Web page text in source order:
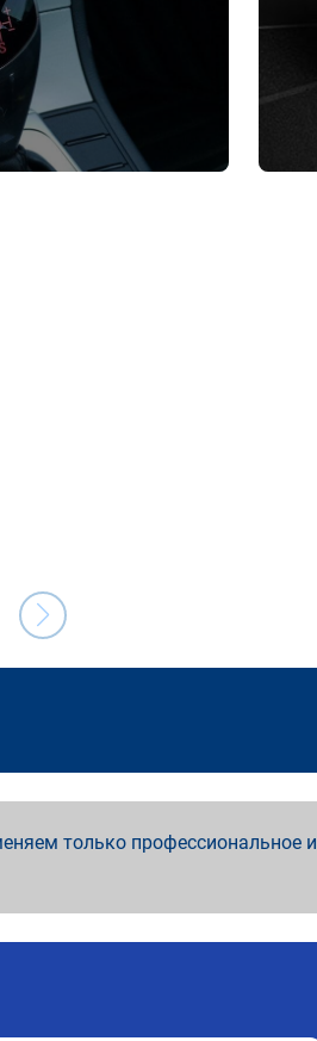
только профессиональное